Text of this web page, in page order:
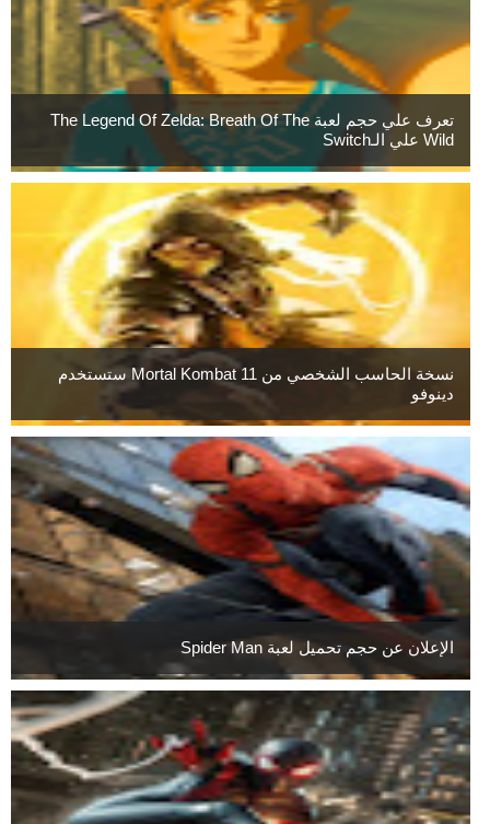
تعرف علي حجم لعبة The Legend Of Zelda: Breath Of The
Wild علي الـSwitch
نسخة الحاسب الشخصي من Mortal Kombat 11 ستستخدم
دينوفو
الإعلان عن حجم تحميل لعبة Spider Man